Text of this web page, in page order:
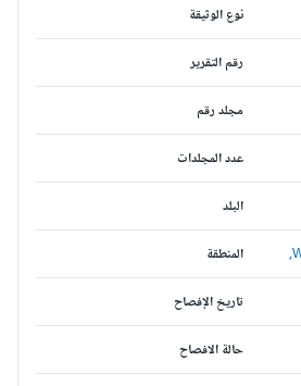
نوع الوثيقة
رقم التقرير
مجلد رقم
عدد المجلدات
البلد
المنطقة
تاريخ الإفصاح
حالة الافصاح